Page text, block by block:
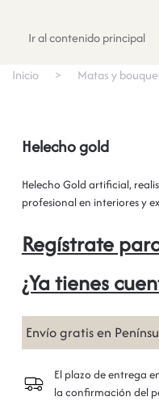
Ir al contenido principal
Inicio Matas y
Helecho gold
Helecho Gold artificial,
profesional en interiores y
Regístrate
¿Ya tienes
Envío gratis en
El plazo de entrega
la confirmación del